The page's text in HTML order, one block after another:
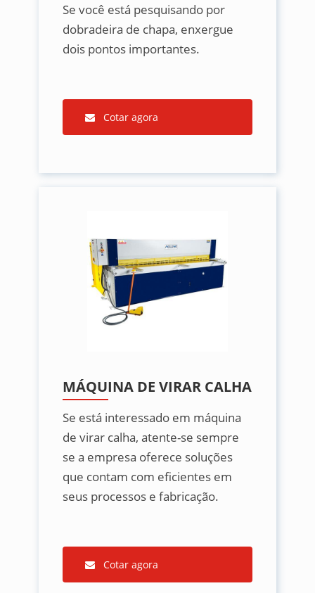
Se você está pesquisando por
dobradeira de chapa, enxergue
dois pontos importantes.
Cotar agora
MÁQUINA DE VIRAR CALHA
Se está interessado em máquina
de virar calha, atente-se sempre
se a empresa oferece soluções
que contam com eficientes em
seus processos e fabricação.
Cotar agora